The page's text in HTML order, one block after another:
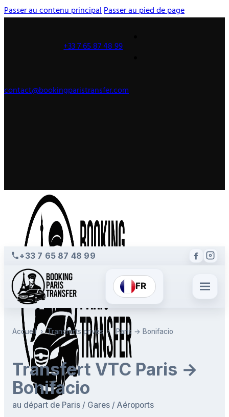
Passer au contenu principalPasser au pied de page
+33 7 65 87 48 99
contact@bookingparistransfer.com
+33 7 65 87 48 99
FR
Accueil › Transferts privés › Paris → Bonifacio
Transfert VTC Paris →
Bonifacio
au départ de Paris / Gares / Aéroports